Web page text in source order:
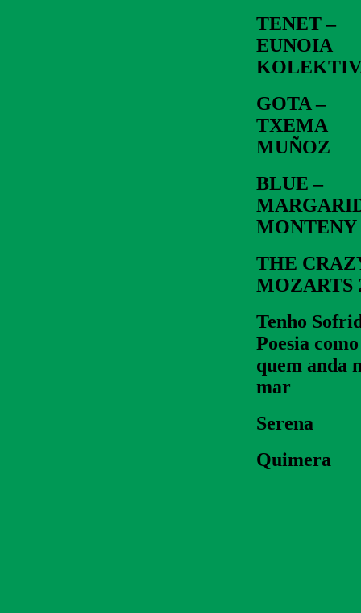
TENET –
EUNOIA
GOTA –
TXEMA
MUÑOZ
BLUE –
MONTENY
THE
MOZARTS
Tenho
Poesia como
quem anda
mar
Serena
Quimera